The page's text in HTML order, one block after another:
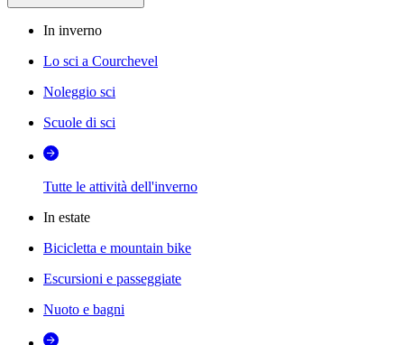
In inverno
Lo sci a Courchevel
Noleggio sci
Scuole di sci
Tutte le attività dell'inverno
In estate
Bicicletta e mountain bike
Escursioni e passeggiate
Nuoto e bagni